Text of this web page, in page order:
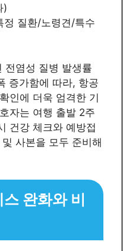
)
정 질환/노령견/특수
전염성 질병 발생률
증가함에 따라, 항공
인에 더욱 엄격한 기
자는 여행 출발 2주
건강 체크와 예방접
사본을 모두 준비해
완화와 비